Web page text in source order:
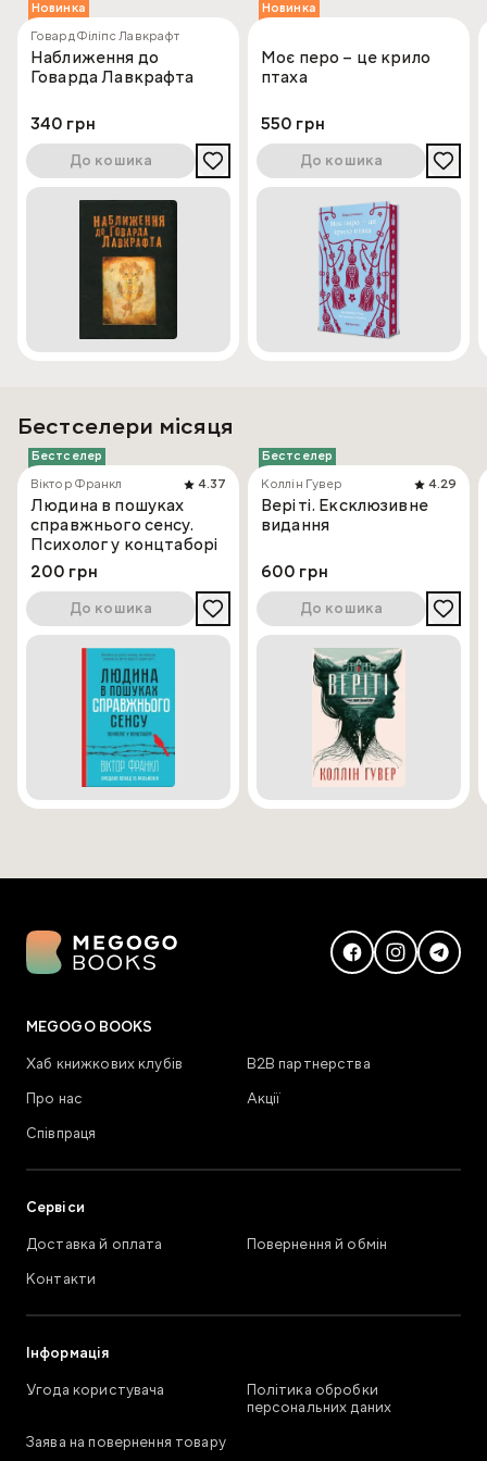
Новинка
Говард Філіпс Лавкрафт
Наближення до
Говарда Лавкрафта
340 грн
До кошика
Новинка
Моє перо – це крило
птаха
550 грн
До кошика
Бестселери місяця
Бестселер
Віктор Франкл
4.37
Людина в пошуках
справжнього сенсу.
Психолог у концтаборі
200 грн
До кошика
Бестселер
Коллін Гувер
4.29
Веріті. Ексклюзивне
видання
600 грн
До кошика
MEGOGO BOOKS
Хаб книжкових клубів
В2В партнерства
Про нас
Акції
Співпраця
Сервіси
Доставка й оплата
Повернення й обмін
Контакти
Інформація
Угода користувача
Політика обробки
персональних даних
Заява на повернення товару